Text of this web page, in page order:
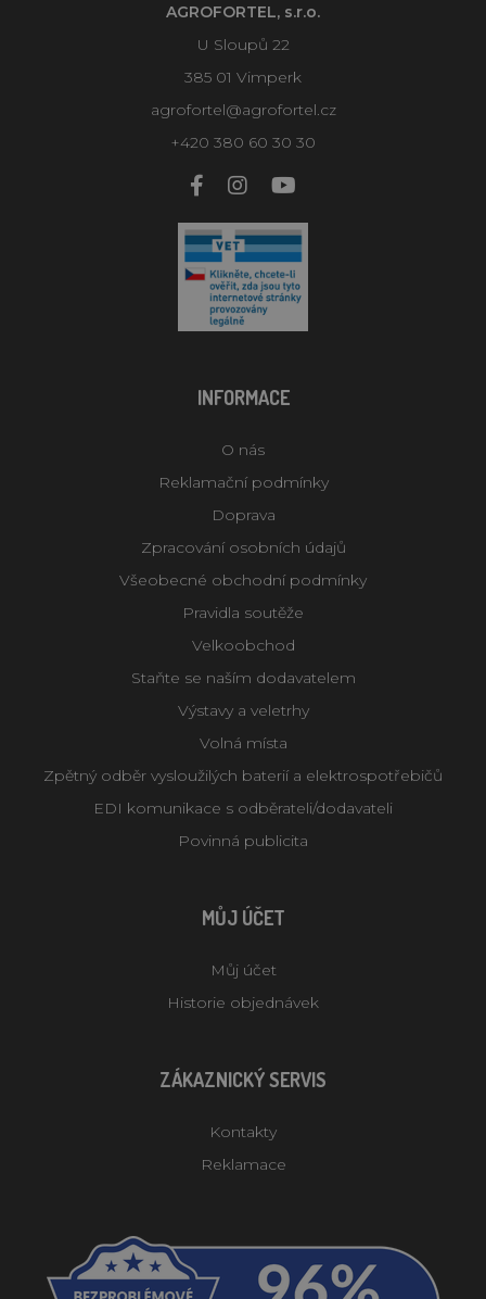
AGROFORTEL, s.r.o.
U Sloupů 22
385 01 Vimperk
agrofortel@agrofortel.cz
+420 380 60 30 30
INFORMACE
O nás
Reklamační podmínky
Doprava
Zpracování osobních údajů
Všeobecné obchodní podmínky
Pravidla soutěže
Velkoobchod
Staňte se naším dodavatelem
Výstavy a veletrhy
Volná místa
Zpětný odběr vysloužilých baterií a elektrospotřebičů
EDI komunikace s odběrateli/dodavateli
Povinná publicita
MŮJ ÚČET
Můj účet
Historie objednávek
ZÁKAZNICKÝ SERVIS
Kontakty
Reklamace